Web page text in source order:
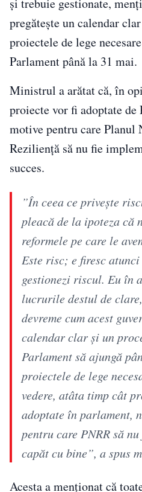
pregătește un calendar
proiectele de lege
Parlament până la 31 mai.
Ministrul a arătat că, în
proiecte vor fi adoptate de
motive pentru care Planul
Reziliență să nu fie
succes.
”În ceea ce priveşte
pleacă de la ipoteza că
reformele pe care le
Este risc; e firesc
gestionezi riscul. Eu în
lucrurile destul de
devreme cum acest
calendar clar şi un
Parlament să ajungă
proiectele de lege
vedere, atâta timp cât
adoptate în parlament,
pentru care PNRR să
capăt cu bine”, a spus
Acesta a menționat că